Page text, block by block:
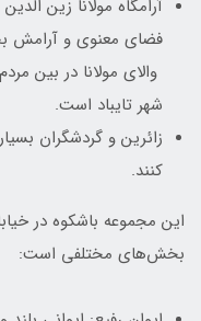
آرامگاه مولانا زین
فضای معنوی و آرامش
والای مولانا در بین
شهر تایباد است.
زائرین و گردشگران
کنند.
این مجموعه باشکوه در
بخش‌های مختلفی است: